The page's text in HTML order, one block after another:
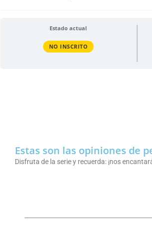
Estado actual
NO INSCRITO
Estas son las opiniones de
Disfruta de la serie y recuerda: ¡nos